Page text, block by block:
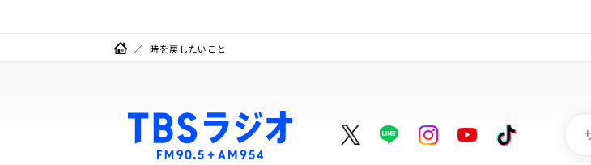
時を戻したいこと